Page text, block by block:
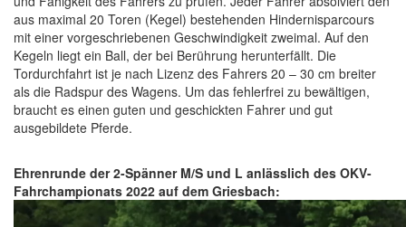
aus maximal 20 Toren (Kegel) bestehenden Hindernisparcours
mit einer vorgeschriebenen Geschwindigkeit zweimal. Auf den
Kegeln liegt ein Ball, der bei Berührung herunterfällt. Die
Tordurchfahrt ist je nach Lizenz des Fahrers 20 – 30 cm breiter
als die Radspur des Wagens. Um das fehlerfrei zu bewältigen,
braucht es einen guten und geschickten Fahrer und gut
ausgebildete Pferde.
Ehrenrunde der 2-Spänner M/S und L anlässlich des OKV-
Fahrchampionats 2022 auf dem Griesbach: